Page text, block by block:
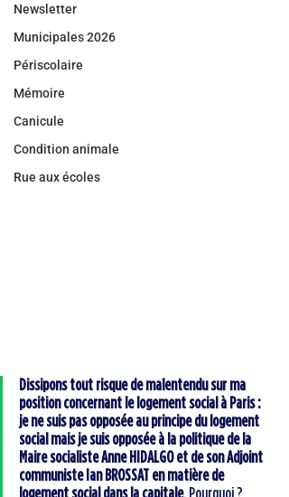
Newsletter
Municipales 2026
Périscolaire
Mémoire
Canicule
Condition animale
Rue aux écoles
Dissipons tout risque de malentendu sur ma
position concernant le logement social à Paris :
je ne suis pas opposée au principe du logement
social mais je suis opposée à la politique de la
Maire socialiste Anne HIDALGO et de son Adjoint
communiste Ian BROSSAT en matière de
logement social dans la capitale. Pourquoi ?